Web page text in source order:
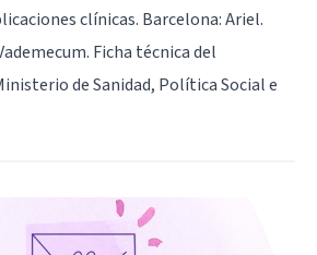
clínicas. Barcelona: Ariel.
Ficha técnica del
de Sanidad, Política Social e